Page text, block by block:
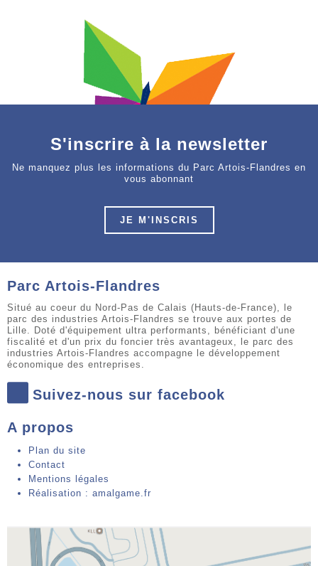
S'inscrire à la newsletter
Ne manquez plus les informations du Parc Artois-Flandres en
vous abonnant
JE M'INSCRIS
Parc Artois-Flandres
Situé au coeur du Nord-Pas de Calais (Hauts-de-France), le
parc des industries Artois-Flandres se trouve aux portes de
Lille. Doté d'équipement ultra performants, bénéficiant d'une
fiscalité et d'un prix du foncier très avantageux, le parc des
industries Artois-Flandres accompagne le développement
économique des entreprises.
Suivez-nous sur facebook
A propos
Plan du site
Contact
Mentions légales
Réalisation : amalgame.fr